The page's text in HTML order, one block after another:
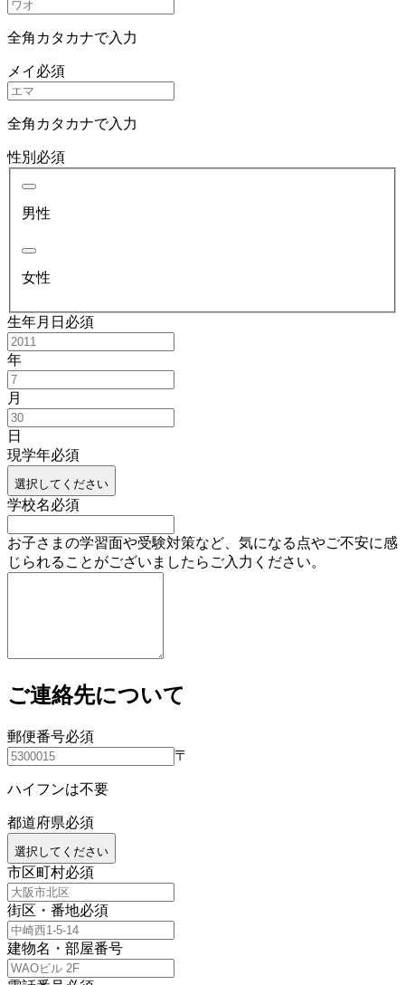
全角カタカナで入力
メイ 必須
全角カタカナで入力
性別 必須
男性
女性
生年月日 必須
年
月
日
現学年必須
選択してください
学校名必須
お子さまの学習面や受験対策など、気になる点やご不安に感
じられることがございましたらご入力ください。
ご連絡先について
郵便番号必須
〒
ハイフンは不要
都道府県必須
選択してください
市区町村必須
街区・番地必須
建物名・部屋番号